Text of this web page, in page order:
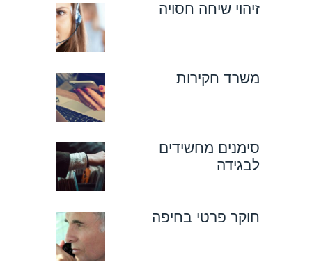
זיהוי שיחה חסויה
משרד חקירות
סימנים מחשידים
לבגידה
חוקר פרטי בחיפה